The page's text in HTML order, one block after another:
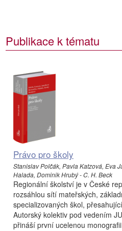
Publikace k tématu
Právo pro školy
Stanislav Polčák, Pavla Katzová, Eva
Halada, Dominik Hrubý - C. H. Beck
Regionální školství je v České
rozsáhlou sítí mateřských,
specializovaných škol,
Autorský kolektiv pod vedením
přináší první ucelenou